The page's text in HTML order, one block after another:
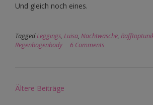
Und gleich noch eines.
TaggedLeggings, Luisa, Nachtwäsche,
Regenbogenbody
6 Comments
Beitragsnavigation
Ältere Beiträge